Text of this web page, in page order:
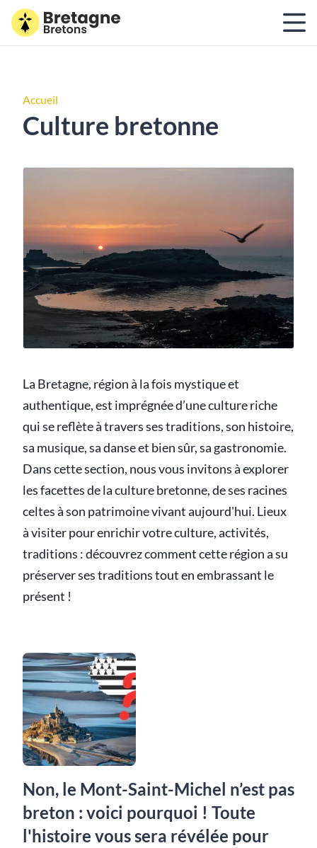
Accueil
Culture bretonne
La Bretagne, région à la fois mystique et
authentique, est imprégnée d’une culture riche
qui se reflète à travers ses traditions, son histoire,
sa musique, sa danse et bien sûr, sa gastronomie.
Dans cette section, nous vous invitons à explorer
les facettes de la culture bretonne, de ses racines
celtes à son patrimoine vivant aujourd'hui. Lieux
à visiter pour enrichir votre culture, activités,
traditions : découvrez comment cette région a su
préserver ses traditions tout en embrassant le
présent !
Non, le Mont-Saint-Michel n’est pas
breton : voici pourquoi ! Toute
l'histoire vous sera révélée pour